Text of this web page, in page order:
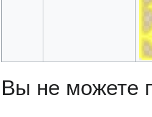
Вы не можете